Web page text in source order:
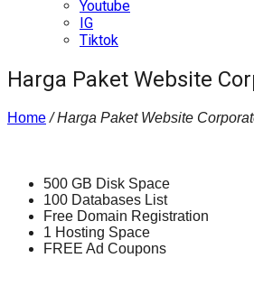
Youtube
IG
Tiktok
Harga Paket Website
Home / Harga Paket Website
500 GB Disk Space
100 Databases List
Free Domain Registration
1 Hosting Space
FREE Ad Coupons